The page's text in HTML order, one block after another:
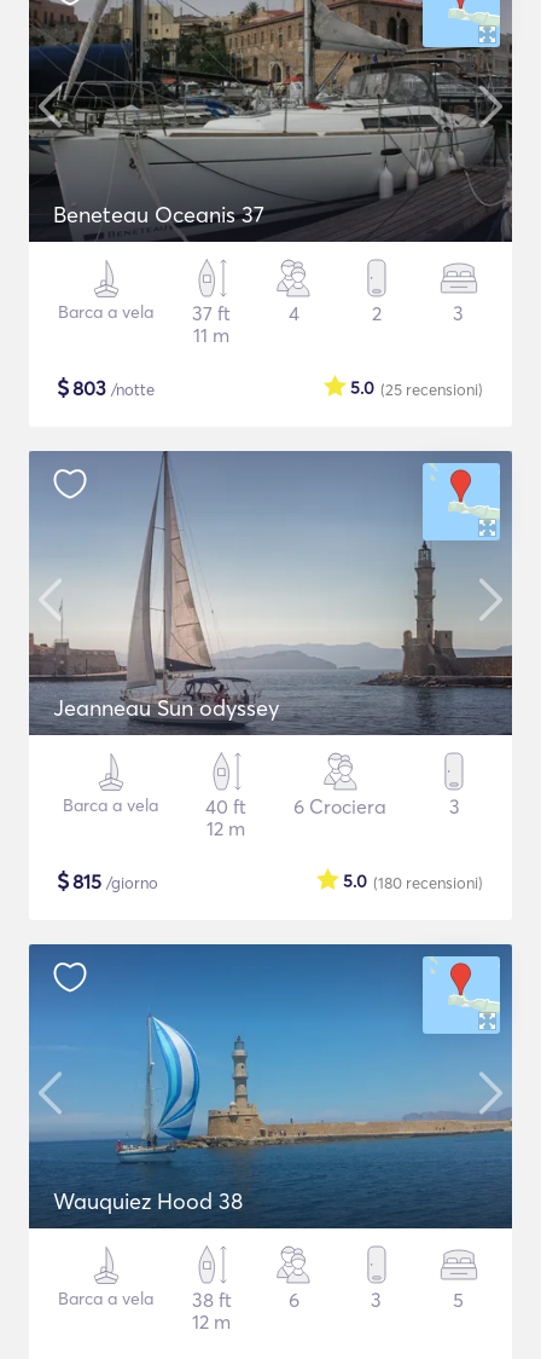
Beneteau Oceanis 37
Barca a vela
37 ft
11 m
4 2 3
$803 /notte (25 recensioni)
5.0
Jeanneau Sun odyssey
Barca a vela
40 ft
12 m
6 Crociera 3
$815 /giorno (180 recensioni)
5.0
Wauquiez Hood 38
Barca a vela
38 ft
12 m
6 3 5